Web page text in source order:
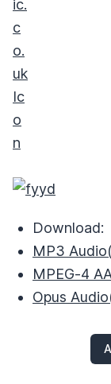
Download:
MP3 Audio
MPEG‑4
Opus Audio